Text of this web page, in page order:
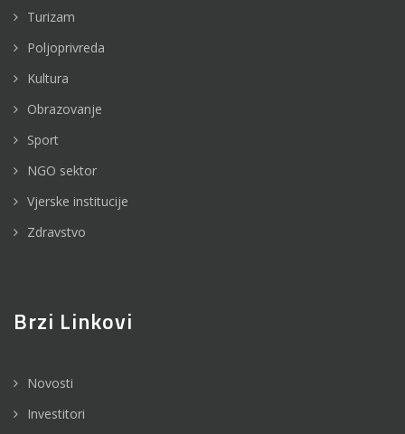
Turizam
Poljoprivreda
Kultura
Obrazovanje
Sport
NGO sektor
Vjerske institucije
Zdravstvo
Brzi Linkovi
Novosti
Investitori